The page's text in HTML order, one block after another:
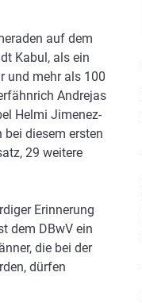
auf dem
Kabul, als ein
und mehr als 100
Andrejas
Helmi Jimenez-
diesem ersten
29 weitere
Erinnerung
dem DBwV ein
die bei der
dürfen